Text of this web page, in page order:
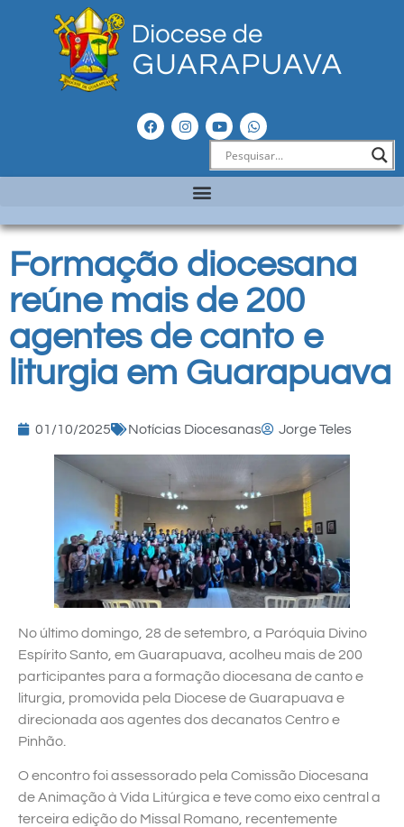
Formação diocesana
reúne mais de 200
agentes de canto e
liturgia em Guarapuava
01/10/2025 Notícias Diocesanas Jorge Teles
No último domingo, 28 de setembro, a Paróquia Divino
Espírito Santo, em Guarapuava, acolheu mais de 200
participantes para a formação diocesana de canto e
liturgia, promovida pela Diocese de Guarapuava e
direcionada aos agentes dos decanatos Centro e
Pinhão.
O encontro foi assessorado pela Comissão Diocesana
de Animação à Vida Litúrgica e teve como eixo central a
terceira edição do Missal Romano, recentemente